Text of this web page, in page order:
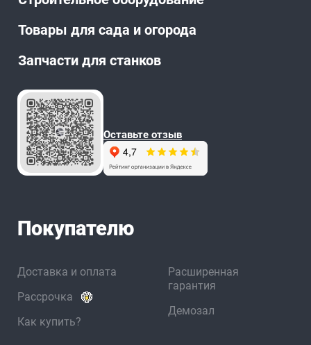
Товары для сада и огорода
Запчасти для станков
Оставьте отзыв
Покупателю
Доставка и оплата
Рассрочка
Как купить?
Расширенная
гарантия
Демозал